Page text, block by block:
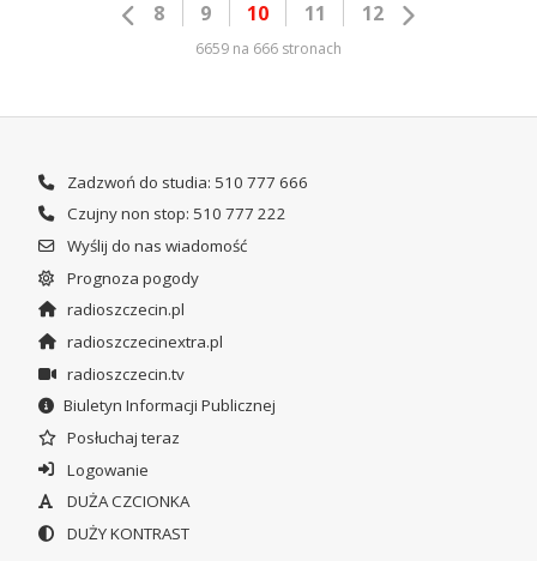
8 9 10 11 12
6659 na 666 stronach
Zadzwoń do studia: 510 777 666
Czujny non stop: 510 777 222
Wyślij do nas wiadomość
Prognoza pogody
radioszczecin.pl
radioszczecinextra.pl
radioszczecin.tv
Biuletyn Informacji Publicznej
Posłuchaj teraz
Logowanie
DUŻA CZCIONKA
DUŻY KONTRAST